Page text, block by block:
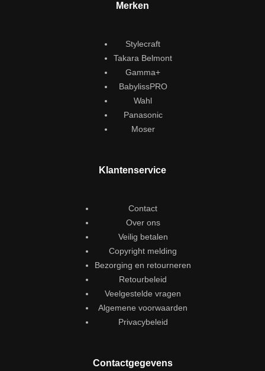
Merken
Stylecraft
Takara Belmont
Gamma+
BabylissPRO
Wahl
Panasonic
Moser
Klantenservice
Contact
Over ons
Veilig betalen
Copyright melding
Bezorging en retourneren
Retourbeleid
Veelgestelde vragen
Algemene voorwaarden
Privacybeleid
Contactgegevens